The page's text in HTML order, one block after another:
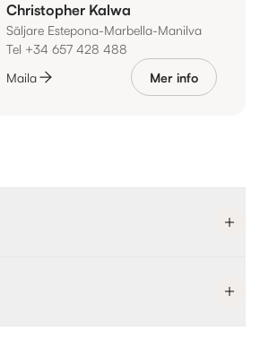
Christopher Kalwa
Säljare Estepona-Marbella-Manilva
Tel +34 657 428 488
Maila
Mer info